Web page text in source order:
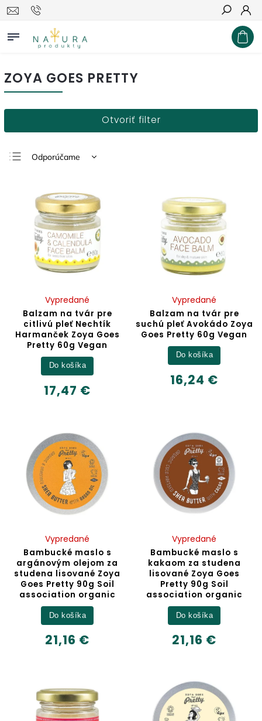
Hľadať
ZOYA GOES PRETTY
Otvoriť filter
Odporúčame
Najdrahšie
Najpredávanejšie
Abecedne
Balzam na tvár pre
citlivú pleť Nechtík
Harmanček Zoya Goes
Pretty 60g Vegan
Vypredané
17,47 €
Do košíka
Balzam na tvár pre
suchú pleť Avokádo Zoya
Goes Pretty 60g Vegan
Vypredané
16,24 €
Do košíka
Bambucké maslo s
argánovým olejom za
studena lisované Zoya
Goes Pretty 90g Soil
association organic
Vypredané
21,16 €
Do košíka
Bambucké maslo s
kakaom za studena
lisované Zoya Goes
Pretty 90g Soil
association organic
Vypredané
21,16 €
Do košíka